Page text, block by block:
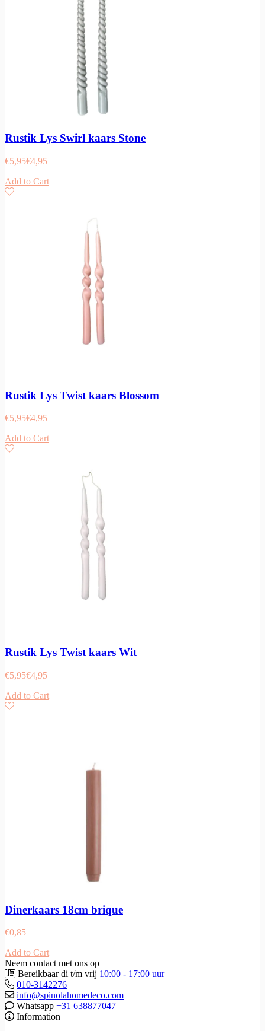
Rustik Lys Swirl kaars Stone
€5,95€4,95
Add to Cart
Rustik Lys Twist kaars Blossom
€5,95€4,95
Add to Cart
Rustik Lys Twist kaars Wit
€5,95€4,95
Add to Cart
Dinerkaars 18cm brique
€0,85
Add to Cart
Neem contact met ons op
Bereikbaar di t/m vrij 10:00 - 17:00 uur
010-3142276
info@spinolahomedeco.com
Whatsapp +31 638877047
Information